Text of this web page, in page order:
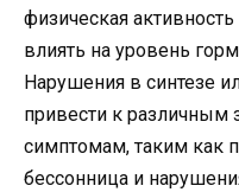
физическая
влиять на уровень
Нарушения в синтезе
привести к различным
симптомам, таким как
бессонница и